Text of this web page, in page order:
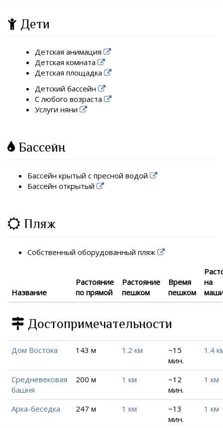
Дети
Детская анимация
Детская комната
Детская площадка
Детский бассейн
С любого возраста
Услуги няни
Бассейн
Бассейн крытый с пресной водой
Бассейн открытый
Пляж
Собственный оборудованный пляж
Название
Растояние
по прямой
Растояние
пешком
Время
пешком
на
Достопримечательности
Дом Востока 143 м 1.2 км
~15
мин.
1.4
Средневековая
башня
200 м 1 км
~12
мин.
1 км
Арка-беседка 247 м 1 км
~13
мин.
1 км